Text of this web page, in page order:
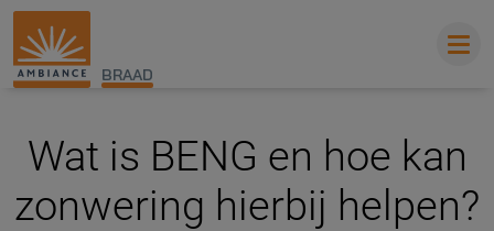
BRAAD
Wat is BENG en hoe kan
zonwering hierbij helpen?